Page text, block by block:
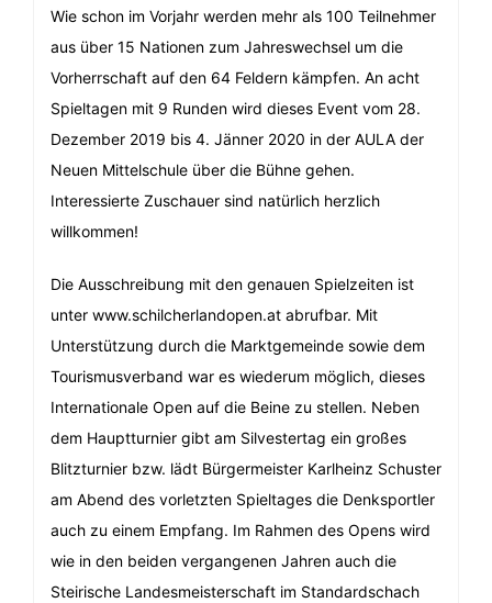
Wie schon im Vorjahr werden mehr als 100 Teilnehmer
aus über 15 Nationen zum Jahreswechsel um die
Vorherrschaft auf den 64 Feldern kämpfen. An acht
Spieltagen mit 9 Runden wird dieses Event vom 28.
Dezember 2019 bis 4. Jänner 2020 in der AULA der
Neuen Mittelschule über die Bühne gehen.
Interessierte Zuschauer sind natürlich herzlich
willkommen!
Die Ausschreibung mit den genauen Spielzeiten ist
unter www.schilcherlandopen.at abrufbar. Mit
Unterstützung durch die Marktgemeinde sowie dem
Tourismusverband war es wiederum möglich, dieses
Internationale Open auf die Beine zu stellen. Neben
dem Hauptturnier gibt am Silvestertag ein großes
Blitzturnier bzw. lädt Bürgermeister Karlheinz Schuster
am Abend des vorletzten Spieltages die Denksportler
auch zu einem Empfang. Im Rahmen des Opens wird
wie in den beiden vergangenen Jahren auch die
Steirische Landesmeisterschaft im Standardschach